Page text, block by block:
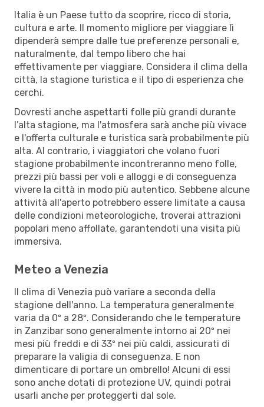
Italia è un Paese tutto da scoprire, ricco di storia,
cultura e arte. Il momento migliore per viaggiare lì
dipenderà sempre dalle tue preferenze personali e,
naturalmente, dal tempo libero che hai
effettivamente per viaggiare. Considera il clima della
città, la stagione turistica e il tipo di esperienza che
cerchi.
Dovresti anche aspettarti folle più grandi durante
l’alta stagione, ma l'atmosfera sarà anche più vivace
e l'offerta culturale e turistica sarà probabilmente più
alta. Al contrario, i viaggiatori che volano fuori
stagione probabilmente incontreranno meno folle,
prezzi più bassi per voli e alloggi e di conseguenza
vivere la città in modo più autentico. Sebbene alcune
attività all'aperto potrebbero essere limitate a causa
delle condizioni meteorologiche, troverai attrazioni
popolari meno affollate, garantendoti una visita più
immersiva.
Meteo a Venezia
Il clima di Venezia può variare a seconda della
stagione dell'anno. La temperatura generalmente
varia da 0º a 28º. Considerando che le temperature
in Zanzibar sono generalmente intorno ai 20º nei
mesi più freddi e di 33º nei più caldi, assicurati di
preparare la valigia di conseguenza. E non
dimenticare di portare un ombrello! Alcuni di essi
sono anche dotati di protezione UV, quindi potrai
usarli anche per proteggerti dal sole.